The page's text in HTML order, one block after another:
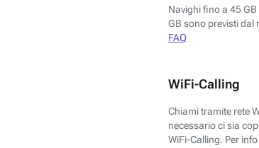
Navighi fino a 45
GB sono previsti dal
FAQ
WiFi-Calling
Chiami tramite rete
necessario ci sia
WiFi-Calling. Per